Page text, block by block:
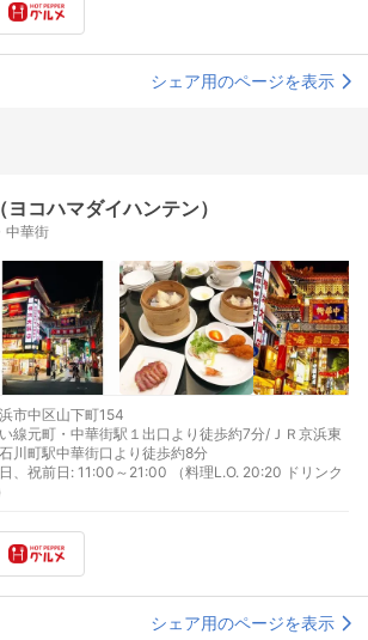
シェア用のページを表示
コハマダイハンテン）
中華街
市中区山下町154
線元町・中華街駅１出口より徒歩約7分/ＪＲ京浜東
川町駅中華街口より徒歩約8分
、祝前日: 11:00～21:00 （料理L.O. 20:20 ドリンク
シェア用のページを表示